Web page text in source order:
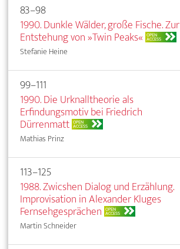
83–98
1990. Dunkle Wälder, große Fische. Zur
Entstehung von »Twin Peaks« OPEN
ACCESS
Stefanie Heine
99–111
1990. Die Urknalltheorie als
Erfindungsmotiv bei Friedrich
Dürrenmatt OPEN
ACCESS
Mathias Prinz
113–125
1988. Zwicshen Dialog und Erzählung.
Improvisation in Alexander Kluges
Fernsehgesprächen OPEN
ACCESS
Martin Schneider